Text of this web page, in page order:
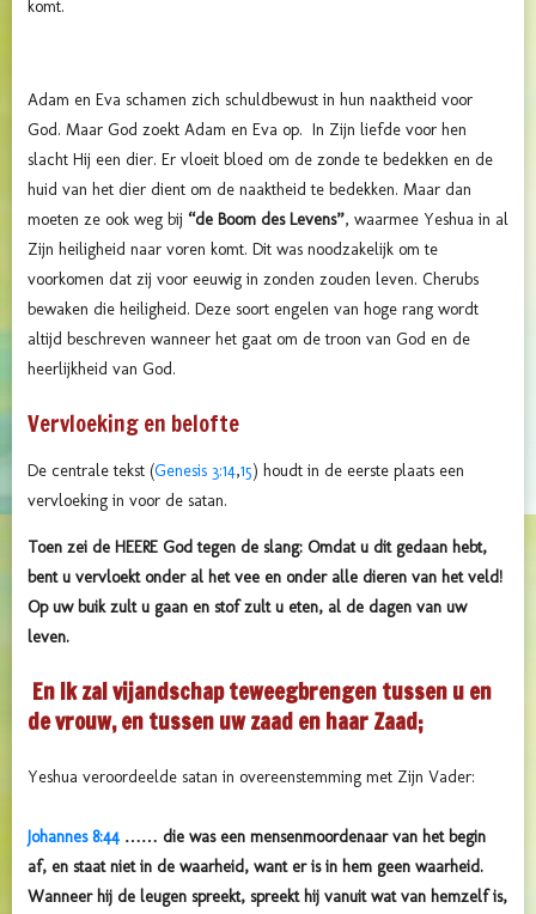
komt.
Adam en Eva schamen zich schuldbewust in hun naaktheid voor
God. Maar God zoekt Adam en Eva op. In Zijn liefde voor hen
slacht Hij een dier. Er vloeit bloed om de zonde te bedekken en de
huid van het dier dient om de naaktheid te bedekken. Maar dan
moeten ze ook weg bij “de Boom des Levens”, waarmee Yeshua in al
Zijn heiligheid naar voren komt. Dit was noodzakelijk om te
voorkomen dat zij voor eeuwig in zonden zouden leven. Cherubs
bewaken die heiligheid. Deze soort engelen van hoge rang wordt
altijd beschreven wanneer het gaat om de troon van God en de
heerlijkheid van God.
Vervloeking en belofte
De centrale tekst (Genesis 3:14,15) houdt in de eerste plaats een
vervloeking in voor de satan.
Toen zei de HEERE God tegen de slang: Omdat u dit gedaan hebt,
bent u vervloekt onder al het vee en onder alle dieren van het veld!
Op uw buik zult u gaan en stof zult u eten, al de dagen van uw
leven.
En Ik zal vijandschap teweegbrengen tussen u en
de vrouw, en tussen uw zaad en haar Zaad;
Yeshua veroordeelde satan in overeenstemming met Zijn Vader:
Johannes 8:44 …… die was een mensenmoordenaar van het begin
af, en staat niet in de waarheid, want er is in hem geen waarheid.
Wanneer hij de leugen spreekt, spreekt hij vanuit wat van hemzelf is,